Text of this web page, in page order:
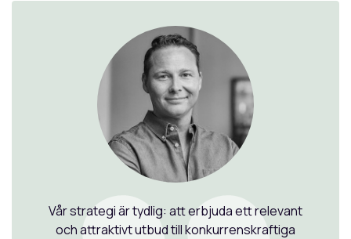
Vår strategi är tydlig: att erbjuda ett relevant
och attraktivt utbud till konkurrenskraftiga